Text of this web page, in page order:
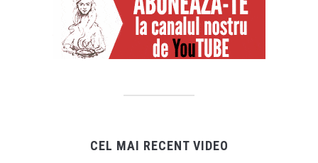
CEL MAI RECENT VIDEO